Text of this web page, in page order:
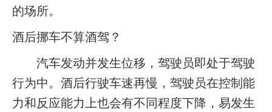
的场所。
酒后挪车不算酒驾？
汽车发动并发生位移，驾驶员即处于驾驶
行为中。酒后行驶车速再慢，驾驶员在控制能
力和反应能力上也会有不同程度下降，易发生